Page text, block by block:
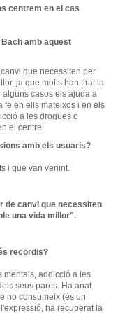
centrem en el cas
Bach amb aquest
que necessiten per
, ja que molts han tirat la
alguns casos els ajuda a
fe en ells mateixos i en els
a les drogues o
el centre
amb els usuaris?
i que van venint.
de canvi que necessiten
una vida millor".
recordis?
mentals, addicció a les
seus pares. Ha anat
no consumeix (és un
ha recuperat la